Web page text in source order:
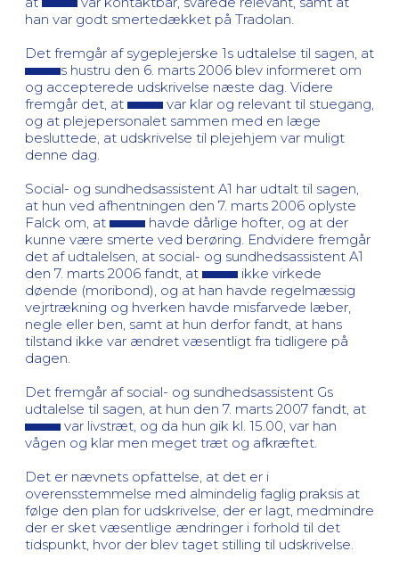
han var godt smertedækket på Tradolan.
Det fremgår af sygeplejerske 1s udtalelse til sagen, at
s hustru den 6. marts 2006 blev informeret om
og accepterede udskrivelse næste dag. Videre
fremgår det, at
var klar og relevant til stuegang,
og at plejepersonalet sammen med en læge
besluttede, at udskrivelse til plejehjem var muligt
denne dag.
Social- og sundhedsassistent A1 har udtalt til sagen,
at hun ved afhentningen den 7. marts 2006 oplyste
Falck om, at
havde dårlige hofter, og at der
kunne være smerte ved berøring. Endvidere fremgår
det af udtalelsen, at social- og sundhedsassistent A1
den 7. marts 2006 fandt, at
ikke virkede
døende (moribond), og at han havde regelmæssig
vejrtrækning og hverken havde misfarvede læber,
negle eller ben, samt at hun derfor fandt, at hans
tilstand ikke var ændret væsentligt fra tidligere på
dagen.
Det fremgår af social- og sundhedsassistent Gs
udtalelse til sagen, at hun den 7. marts 2007 fandt, at
var livstræt, og da hun gik kl. 15.00, var han
vågen og klar men meget træt og afkræftet.
Det er nævnets opfattelse, at det er i
overensstemmelse med almindelig faglig praksis at
følge den plan for udskrivelse, der er lagt, medmindre
der er sket væsentlige ændringer i forhold til det
tidspunkt, hvor der blev taget stilling til udskrivelse.